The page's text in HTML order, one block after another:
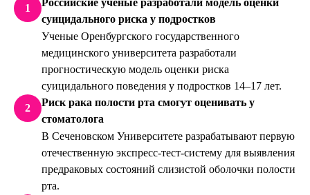
1
суицидального риска у подростков
Ученые Оренбургского государственного
медицинского университета разработали
прогностическую модель оценки риска
суицидального поведения у подростков 14–17 лет.
2
Риск рака полости рта смогут оценивать у
стоматолога
В Сеченовском Университете разрабатывают первую
отечественную экспресс-тест-систему для выявления
предраковых состояний слизистой оболочки полости
рта.